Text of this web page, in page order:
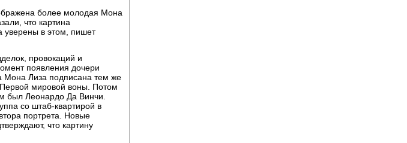
более молодая Мона
что картина
уверены в этом, пишет
провокаций и
появления дочери
Мона Лиза подписана тем же
Первой мировой воны. Потом
был Леонардо Да Винчи.
со штаб-квартирой в
портрета. Новые
что картину